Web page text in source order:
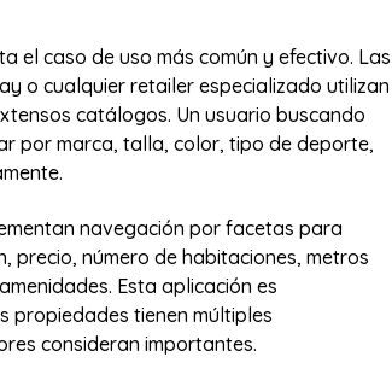
el caso de uso más común y efectivo. Las
o cualquier retailer especializado utilizan
catálogos. Un usuario buscando
por marca, talla, color, tipo de deporte,
navegación por facetas para
precio, número de habitaciones, metros
Esta aplicación es
propiedades tienen múltiples
consideran importantes.